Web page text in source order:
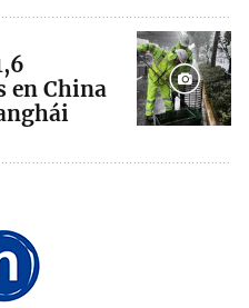
en China